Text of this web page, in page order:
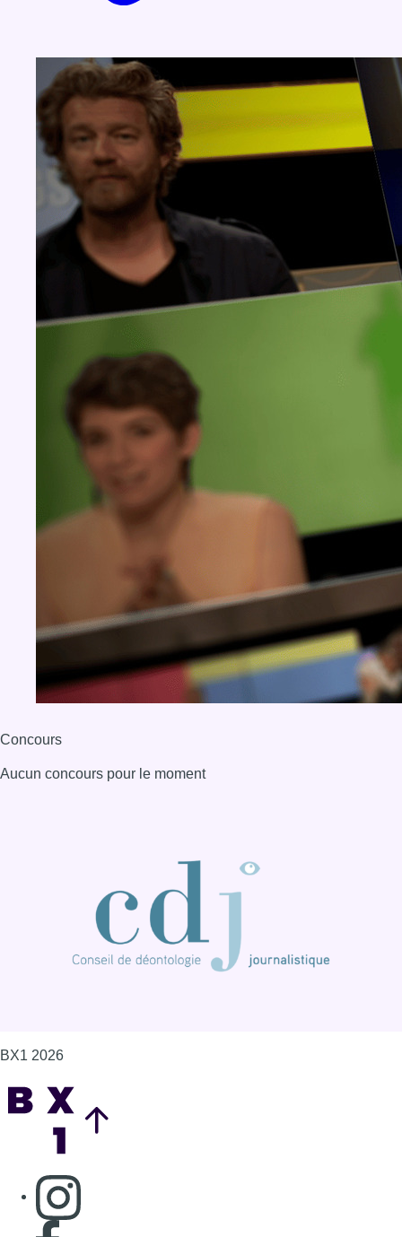
Concours
Aucun concours pour le moment
BX1 2026
Consulter page Instagram
Consulter page Facebook